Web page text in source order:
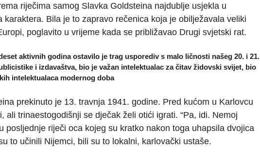
riječima samog Slavka Goldsteina najdublje usjekla u
karaktera. Bila je to zapravo rečenica koja je obilježavala veliki
poglavito u vrijeme kada se približavao Drugi svjetski rat.
aktivnih godina ostavilo je trag usporediv s malo ličnosti našeg 20. i 21.
i izdavaštva, bio je važan intelektualac za čitav židovski svijet, bio
intelektualaca modernog doba
prekinuto je 13. travnja 1941. godine. Pred kućom u Karlovcu
ali trinaestogodišnji se dječak želi otići igrati. “Pa, idi. Nemoj
posljednje riječi oca kojeg su kratko nakon toga uhapsila dvojica
to učinili Nijemci, bili su to lokalni, karlovački ustaše.